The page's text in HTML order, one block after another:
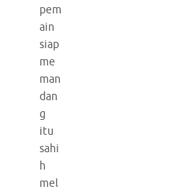
pem
ain
siap
me
man
dan
g
itu
sahi
h
mel